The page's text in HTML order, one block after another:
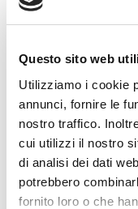
Questo sito web
Utilizziamo i cookie
annunci, fornire le
nostro traffico.
cui utilizzi il nostro
di analisi dei dati
potrebbero
fornito loro o che
bardzo